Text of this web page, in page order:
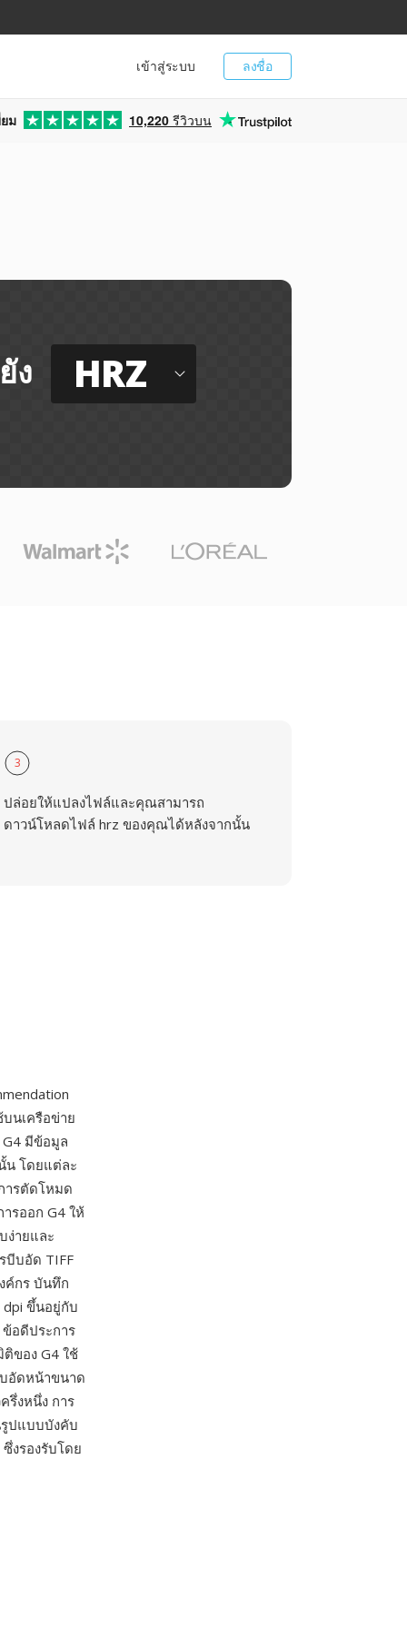
ลงชื่อ
เข้าสู่ระบบ
ม 10,220 รีวิวบน
ง HRZ
3
ปล่อยให้แปลงไฟล์และคุณสามารถ
ดาวน์โหลดไฟล์ hrz ของคุณได้หลังจากนั้น
นเครือข่าย
มีข้อมูล
น โดยแต่ละ
ารตัดโหมด
รออก G4 ให้
ง่ายและ
บีบอัด TIFF
ค์กร บันทึก
dpi ขึ้นอยู่กับ
อดีประการ
ของ G4 ใช้
อัดหน้าขนาด
รึ่งหนึ่ง การ
รูปแบบบังคับ
งรองรับโดย